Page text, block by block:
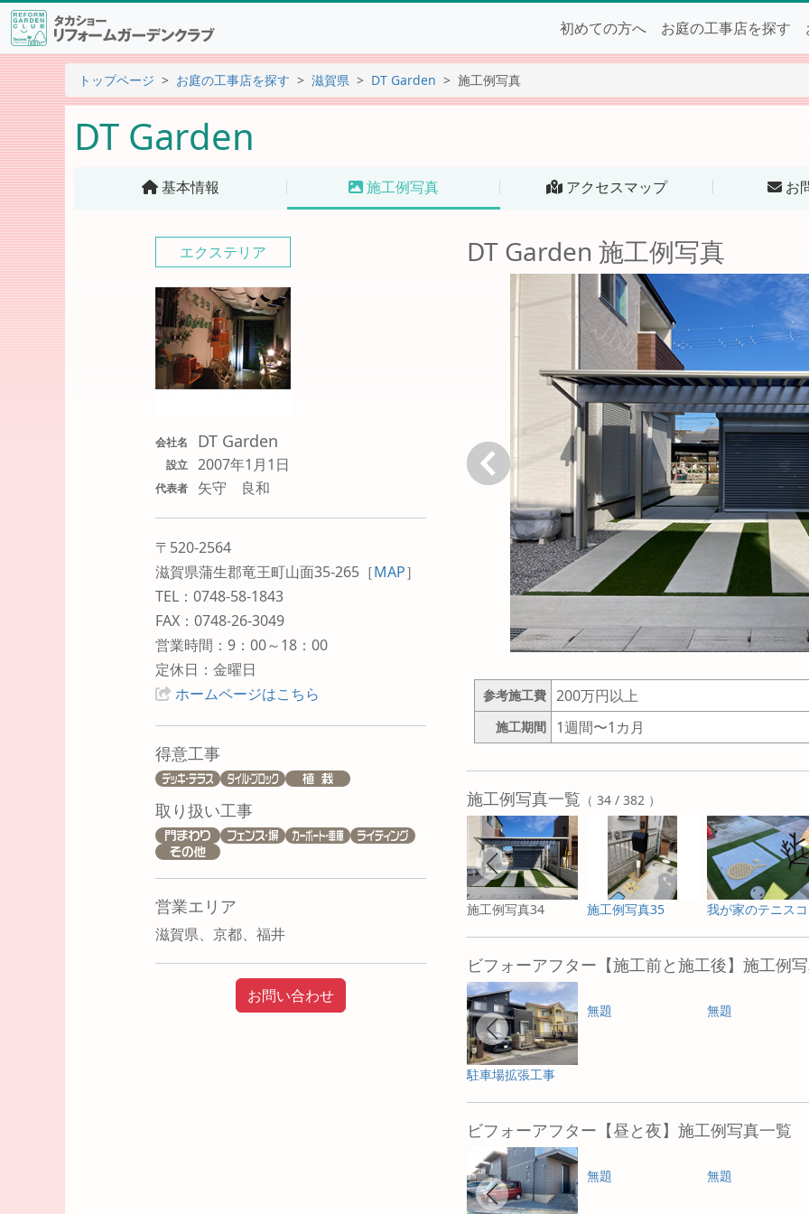
初めての方へ お庭の工事店を探す
トップページ お庭の工事店を探す 滋賀県 DT Garden 施工例写真
DT Garden
基本情報 施工例写真 アクセスマップ お
エクステリア
会社名 DT Garden
設立 2007年1月1日
代表者 矢守 良和
〒520-2564
滋賀県蒲生郡竜王町山面35-265 ［MAP］
TEL：0748-58-1843
FAX：0748-26-3049
営業時間：9：00～18：00
定休日：金曜日
ホームページはこちら
得意工事
取り扱い工事
営業エリア
滋賀県、京都、福井
お問い合わせ
DT Garden 施工例写真
参考施工費 200万円以上
施工期間 1週間〜1カ月
施工例写真一覧 （ 34 / 382 ）
施工例写真34 施工例写真35
ビフォーアフター【施工前と施工後】施工例
駐車場拡張工事
無題 無題
ビフォーアフター【昼と夜】施工例写真一覧
無題 無題